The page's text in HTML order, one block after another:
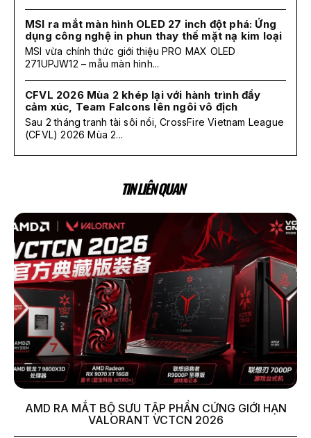
MSI ra mắt màn hình OLED 27 inch đột phá: Ứng
dụng công nghệ in phun thay thế mặt nạ kim loại
MSI vừa chính thức giới thiệu PRO MAX OLED
271UPJW12 – mẫu màn hình...
CFVL 2026 Mùa 2 khép lại với hành trình đầy
cảm xúc, Team Falcons lên ngôi vô địch
Sau 2 tháng tranh tài sôi nổi, CrossFire Vietnam League
(CFVL) 2026 Mùa 2...
TIN LIÊN QUAN
AMD RA MẮT BỘ SƯU TẬP PHẦN CỨNG GIỚI HẠN
VALORANT VCTCN 2026